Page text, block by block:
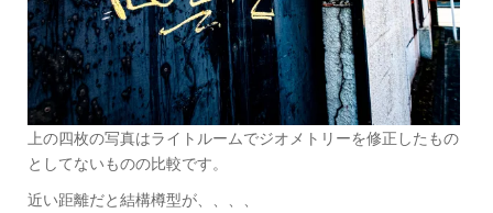
上の四枚の写真はライトルームでジオメトリーを修正したもの
としてないものの比較です。
近い距離だと結構樽型が、、、、